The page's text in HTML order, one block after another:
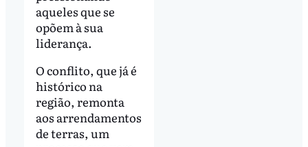
aqueles que se
opõem à sua
liderança.
O conflito, que já é
histórico na
região, remonta
aos arrendamentos
de terras, um